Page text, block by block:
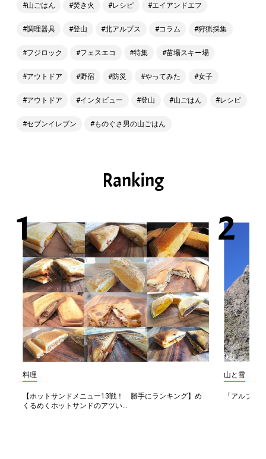
山ごはん 焚き火 レシピ エイアンドエフ
調理器具 登山 北アルプス コラム 狩猟採集
フジロック フェスエコ 特集 苗場スキー場
アウトドア 野宿 防災 やってみた 女子
アウトドア インタビュー 登山 山ごはん レシピ
セブンイレブン ものぐさ男の山ごはん
Ranking
料理
【ホットサンドメニュー13戦！ 勝手にランキング】め
くるめくホットサンドのアツい...
山と雪
「アルプス